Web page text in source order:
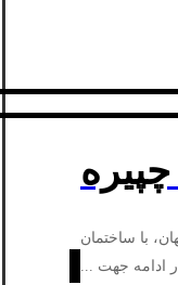
با ساختمان
ادامه جهت ...